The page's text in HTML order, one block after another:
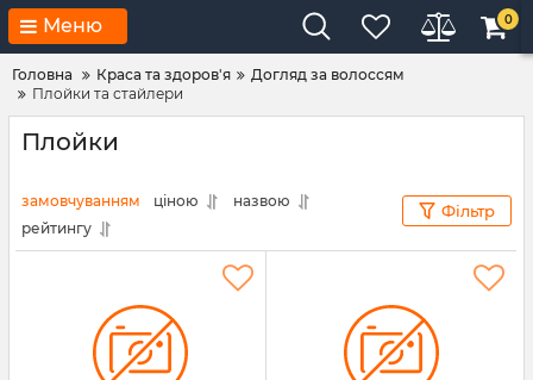
Меню 0
Головна Краса та здоров'я
Догляд за волоссям
Плойки та стайлери
Плойки
замовчуванням ціною
назвою
рейтингу
Фільтр